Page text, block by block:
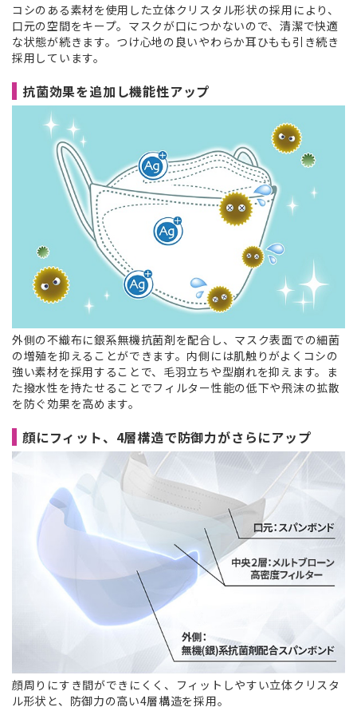
コシのある素材を使用した立体クリスタル形状の採用により、
口元の空間をキープ。マスクが口につかないので、清潔で快適
な状態が続きます。つけ心地の良いやわらか耳ひもも引き続き
採用しています。
抗菌効果を追加し機能性アップ
外側の不織布に銀系無機抗菌剤を配合し、マスク表面での細菌
の増殖を抑えることができます。内側には肌触りがよくコシの
強い素材を採用することで、毛羽立ちや型崩れを抑えます。ま
た撥水性を持たせることでフィルター性能の低下や飛沫の拡散
を防ぐ効果を高めます。
顔にフィット、4層構造で防御力がさらにアップ
顔周りにすき間ができにくく、フィットしやすい立体クリスタ
ル形状と、防御力の高い4層構造を採用。